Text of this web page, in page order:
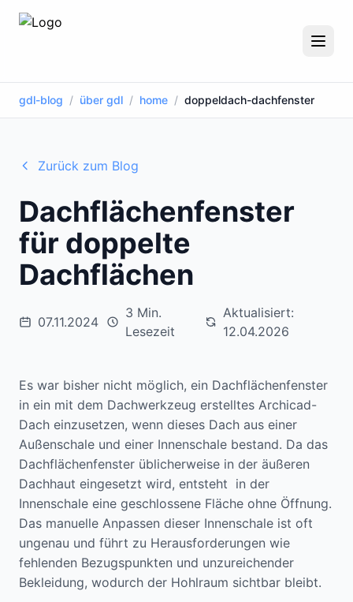
gdl-blog / über gdl / home / doppeldach-dachfenster
Zurück zum Blog
Dachflächenfenster
für doppelte
Dachflächen
07.11.2024
3 Min.
Lesezeit
Aktualisiert:
12.04.2026
Es war bisher nicht möglich, ein Dachflächenfenster
in ein mit dem Dachwerkzeug erstelltes Archicad-
Dach einzusetzen, wenn dieses Dach aus einer
Außenschale und einer Innenschale bestand. Da das
Dachflächenfenster üblicherweise in der äußeren
Dachhaut eingesetzt wird, entsteht in der
Innenschale eine geschlossene Fläche ohne Öffnung.
Das manuelle Anpassen dieser Innenschale ist oft
ungenau und führt zu Herausforderungen wie
fehlenden Bezugspunkten und unzureichender
Bekleidung, wodurch der Hohlraum sichtbar bleibt.